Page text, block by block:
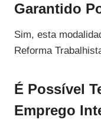
Garantido
Sim, esta
Reforma
É Possível
Emprego